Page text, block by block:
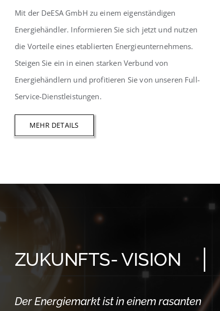
Mit der DeESA GmbH zu einem eigenständigen
Energiehändler. Informieren Sie sich jetzt und nutzen
die Vorteile eines etablierten Energieunternehmens.
Steigen Sie ein in einen starken Verbund von
Energiehändlern und profitieren Sie von unseren Full-
Service-Dienstleistungen.
MEHR DETAILS
ZUKUNFTS- VISION
Der Energiemarkt ist in einem rasanten